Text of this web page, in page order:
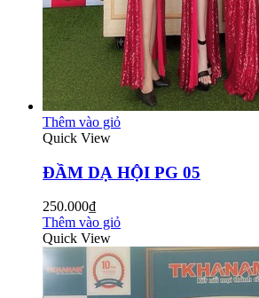
Thêm vào giỏ
Quick View
ĐẦM DẠ HỘI PG 05
250.000₫
Thêm vào giỏ
Quick View